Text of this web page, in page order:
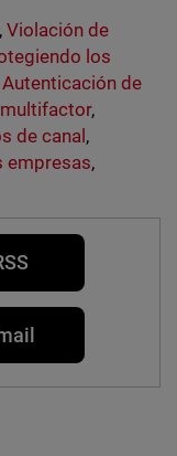
,Violación de
los
Autenticación de
,
de canal ,
empresas,